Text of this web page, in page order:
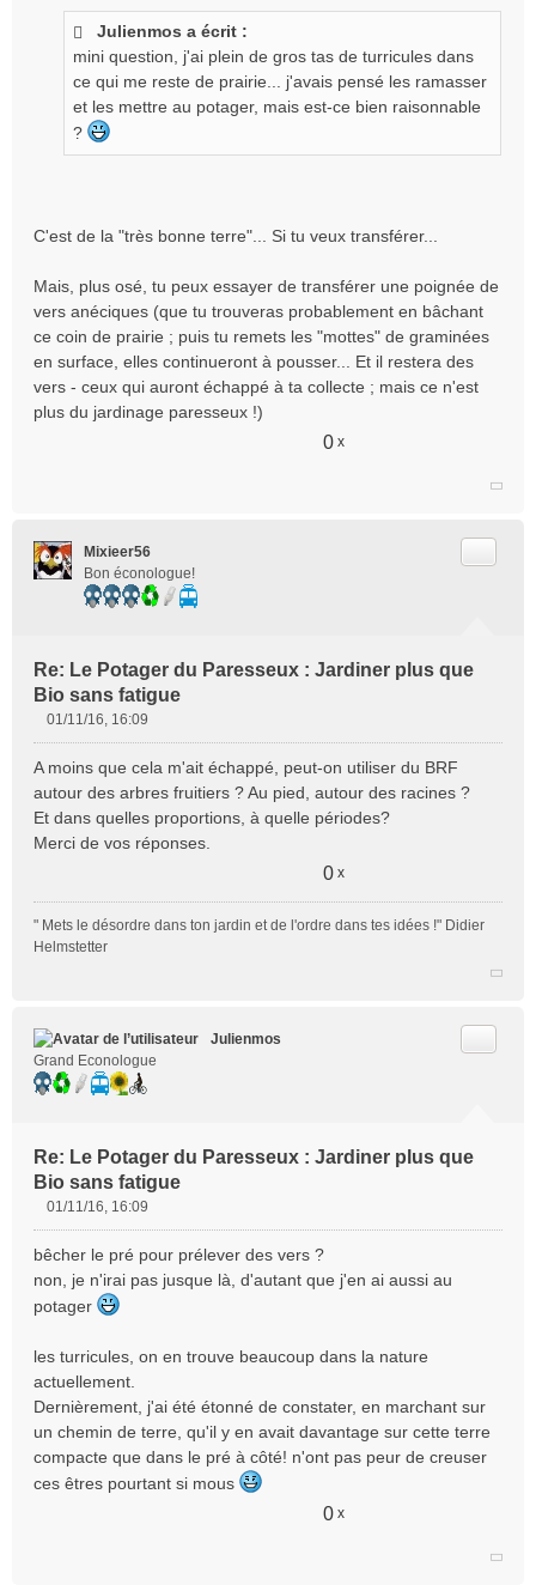
Julienmos a écrit :
mini question, j'ai plein de gros tas de turricules dans
ce qui me reste de prairie... j'avais pensé les ramasser
et les mettre au potager, mais est-ce bien raisonnable
?
C'est de la "très bonne terre"... Si tu veux transférer...
Mais, plus osé, tu peux essayer de transférer une poignée de
vers anéciques (que tu trouveras probablement en bâchant
ce coin de prairie ; puis tu remets les "mottes" de graminées
en surface, elles continueront à pousser... Et il restera des
vers - ceux qui auront échappé à ta collecte ; mais ce n'est
plus du jardinage paresseux !)
0 x
Mixieer56
Bon éconologue!
Re: Le Potager du Paresseux : Jardiner plus que
Bio sans fatigue
s
s
a
g
o
n
l
01/11/16, 16:09
A moins que cela m'ait échappé, peut-on utiliser du BRF
autour des arbres fruitiers ? Au pied, autour des racines ?
Et dans quelles proportions, à quelle périodes?
Merci de vos réponses.
0 x
" Mets le désordre dans ton jardin et de l'ordre dans tes idées !" Didier
Helmstetter
Julienmos
Grand Econologue
Re: Le Potager du Paresseux : Jardiner plus que
Bio sans fatigue
s
s
a
e
n
n
l
u
01/11/16, 16:09
bêcher le pré pour prélever des vers ?
non, je n'irai pas jusque là, d'autant que j'en ai aussi au
potager
les turricules, on en trouve beaucoup dans la nature
actuellement.
Dernièrement, j'ai été étonné de constater, en marchant sur
un chemin de terre, qu'il y en avait davantage sur cette terre
compacte que dans le pré à côté! n'ont pas peur de creuser
ces êtres pourtant si mous
0 x